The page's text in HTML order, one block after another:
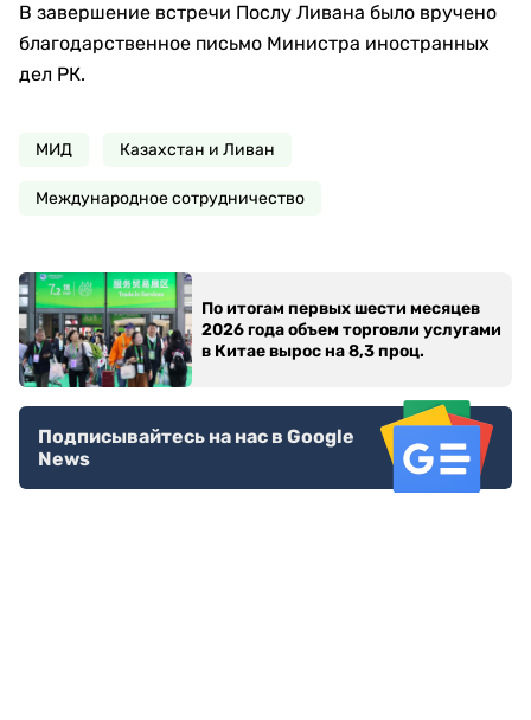
В завершение встречи Послу Ливана было вручено
благодарственное письмо Министра иностранных
дел РК.
МИД Казахстан и Ливан
Международное сотрудничество
По итогам первых шести месяцев
2026 года объем торговли услугами
в Китае вырос на 8,3 проц.
Подписывайтесь на нас в Google
News